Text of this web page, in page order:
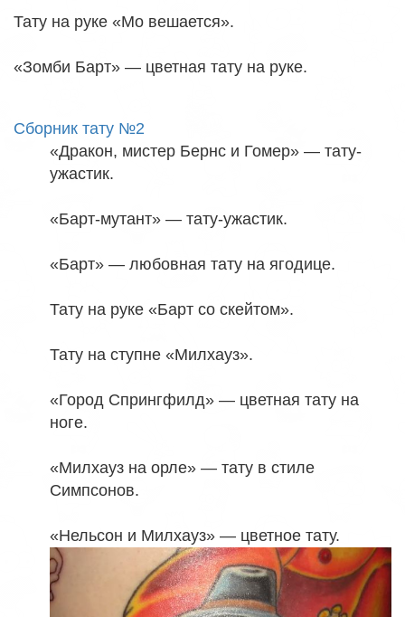
Тату на руке «Мо вешается».
«Зомби Барт» — цветная тату на руке.
Сборник тату №2
«Дракон, мистер Бернс и Гомер» — тату-
ужастик.
«Барт-мутант» — тату-ужастик.
«Барт» — любовная тату на ягодице.
Тату на руке «Барт со скейтом».
Тату на ступне «Милхауз».
«Город Спрингфилд» — цветная тату на
ноге.
«Милхауз на орле» — тату в стиле
Симпсонов.
«Нельсон и Милхауз» — цветное тату.